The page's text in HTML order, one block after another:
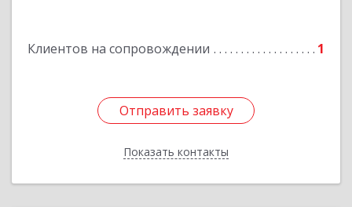
Клиентов на сопровождении 1
Отправить заявку
Показать контакты
Отправить заявку
Назад